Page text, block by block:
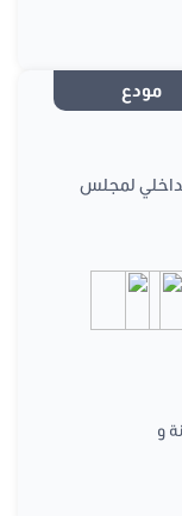
مودع
لمجلس
و